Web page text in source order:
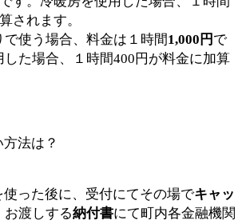
されます。
使う場合、料金は１時間1,000円 で
た場合、１時間400円が料金に加算
法は？
った後に、受付にてその場でキャッ
お渡しする納付書にて町内各金融機関